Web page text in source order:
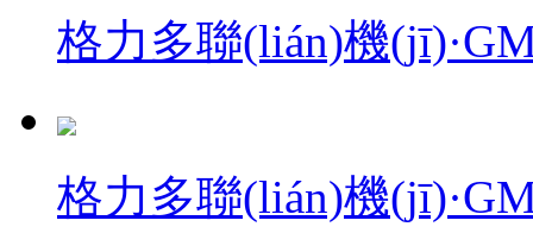
格力多聯(lián)機
格力多聯(lián)機